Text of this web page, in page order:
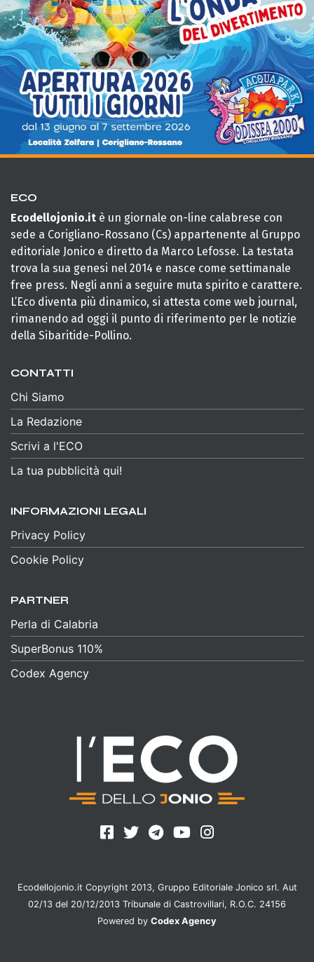
ECO
Ecodellojonio.it è un giornale on-line calabrese con
sede a Corigliano-Rossano (Cs) appartenente al Gruppo
editoriale Jonico e diretto da Marco Lefosse. La testata
trova la sua genesi nel 2014 e nasce come settimanale
free press. Negli anni a seguire muta spirito e carattere.
L’Eco diventa più dinamico, si attesta come web journal,
rimanendo ad oggi il punto di riferimento per le notizie
della Sibaritide-Pollino.
CONTATTI
Chi Siamo
La Redazione
Scrivi a l'ECO
La tua pubblicità qui!
INFORMAZIONI LEGALI
Privacy Policy
Cookie Policy
PARTNER
Perla di Calabria
SuperBonus 110%
Codex Agency
Ecodellojonio.it Copyright 2013, Gruppo Editoriale Jonico srl. Aut
02/13 del 20/12/2013 Tribunale di Castrovillari, R.O.C. 24156
Powered by Codex Agency